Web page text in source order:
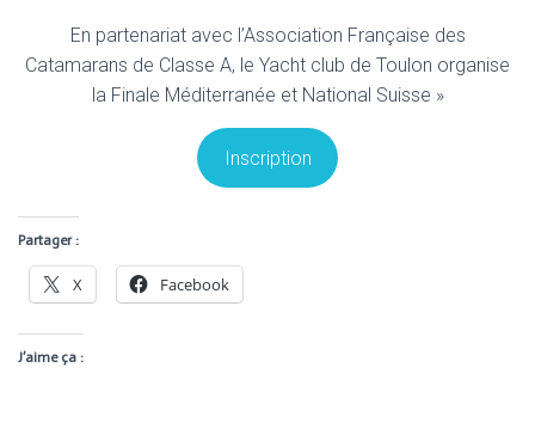
En partenariat avec l’Association Française des
Catamarans de Classe A, le Yacht club de Toulon organise
la Finale Méditerranée et National Suisse »
Inscription
Partager :
X Facebook
J’aime ça :